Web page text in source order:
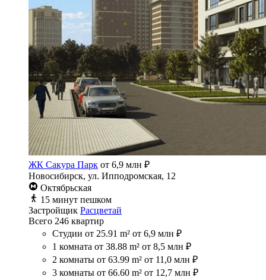
ЖК Сакура Парк от 6,9 млн ₽
Новосибирск, ул. Ипподромская, 12
Октябрьская
15 минут пешком
Застройщик Расцветай
Всего 246 квартир
Студии от 25.91 m² от 6,9 млн ₽
1 комната от 38.88 m² от 8,5 млн ₽
2 комнаты от 63.99 m² от 11,0 млн ₽
3 комнаты от 66.60 m² от 12,7 млн ₽